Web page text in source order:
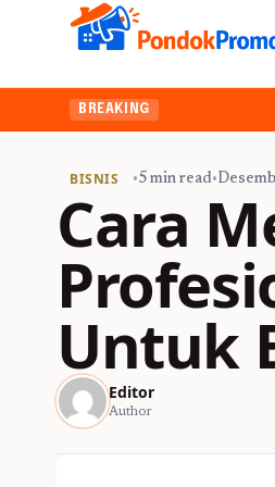
BREAKING
BISNIS •5 min read•
Cara
Untuk
Editor
Author